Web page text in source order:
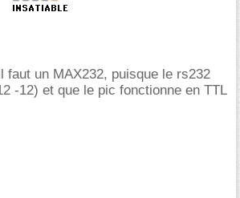
faut un MAX232, puisque le rs232
-12) et que le pic fonctionne en TTL